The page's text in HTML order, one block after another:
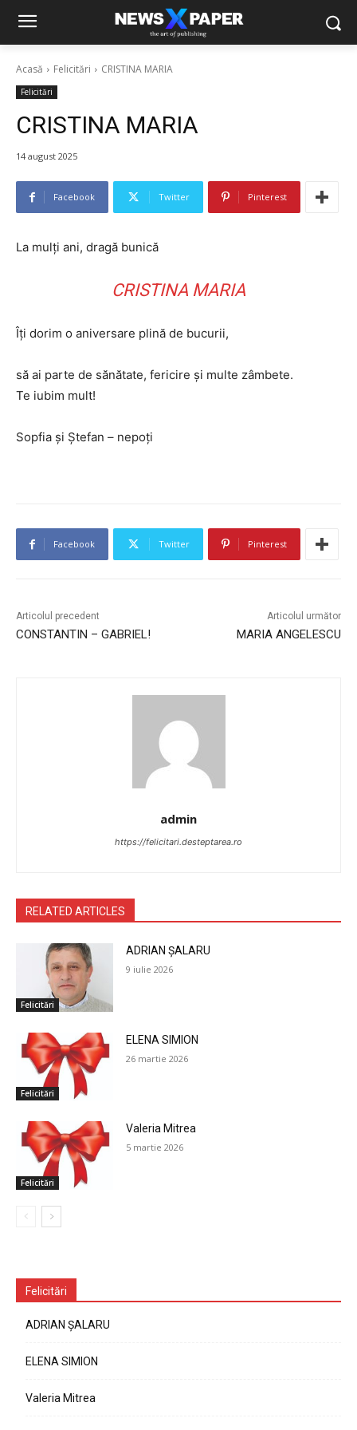
Acasă Felicitări CRISTINA MARIA
Felicitări
CRISTINA MARIA
14 august 2025
Facebook Twitter Pinterest
La mulți ani, dragă bunică
CRISTINA MARIA
Îți dorim o aniversare plină de bucurii,
să ai parte de sănătate, fericire și multe zâmbete.
Te iubim mult!
Sopfia și Ștefan – nepoți
Facebook Twitter Pinterest
Articolul precedent
CONSTANTIN – GABRIEL!
Articolul următor
MARIA ANGELESCU
admin
https://felicitari.desteptarea.ro
RELATED ARTICLES
Felicitări
ADRIAN ȘALARU
9 iulie 2026
Felicitări
ELENA SIMION
26 martie 2026
Felicitări
Valeria Mitrea
5 martie 2026
Felicitări
ADRIAN ȘALARU
ELENA SIMION
Valeria Mitrea